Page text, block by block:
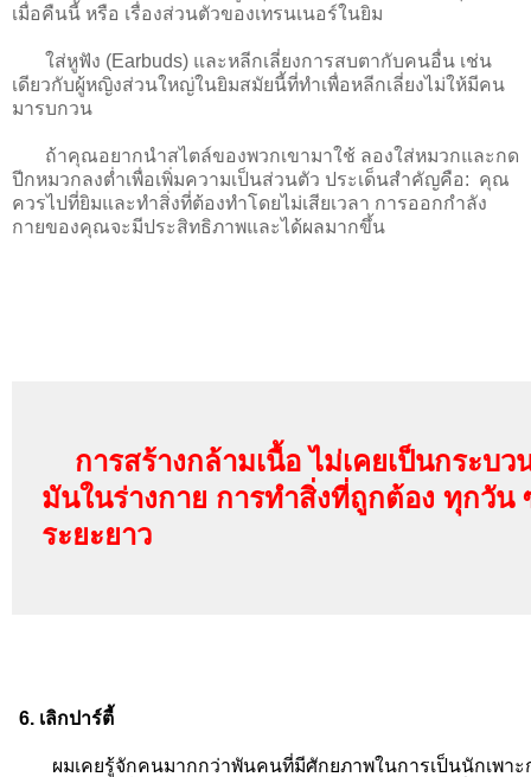
เมื่อคืนนี้ หรือ เรื่องส่วนตัวของเทรนเนอร์ในยิม
ใส่หูฟัง (Earbuds) และหลีกเลี่ยงการสบตากับคนอื่น เช่น
เดียวกับผู้หญิงส่วนใหญ่ในยิมสมัยนี้ที่ทำเพื่อหลีกเลี่ยงไม่ให้มีคน
มารบกวน
ถ้าคุณอยากนำสไตล์ของพวกเขามาใช้ ลองใส่หมวกและกด
ปีกหมวกลงต่ำเพื่อเพิ่มความเป็นส่วนตัว ประเด็นสำคัญคือ: คุณ
ควรไปที่ยิมและทำสิ่งที่ต้องทำโดยไม่เสียเวลา การออกกำลัง
กายของคุณจะมีประสิทธิภาพและได้ผลมากขึ้น
การสร้างกล้ามเนื้อ ไม่เคยเป็นกระบ
มันในร่างกาย การทำสิ่งที่ถูกต้อง ทุกวัน
ระยะยาว
6. เลิกปาร์ตี้
ผมเคยรู้จักคนมากกว่าพันคนที่มีศักยภาพในการเป็นนักเพาะ